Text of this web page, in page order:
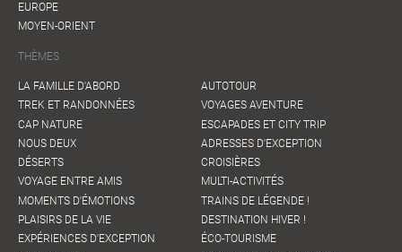
EUROPE
MOYEN-ORIENT
THÈMES
LA FAMILLE D'ABORD
TREK ET RANDONNÉES
CAP NATURE
NOUS DEUX
DÉSERTS
VOYAGE ENTRE AMIS
MOMENTS D'ÉMOTIONS
PLAISIRS DE LA VIE
EXPÉRIENCES D'EXCEPTION
AUTOTOUR
VOYAGES AVENTURE
ESCAPADES ET CITY TRIP
ADRESSES D'EXCEPTION
CROISIÈRES
MULTI-ACTIVITÉS
TRAINS DE LÉGENDE !
DESTINATION HIVER !
ÉCO-TOURISME